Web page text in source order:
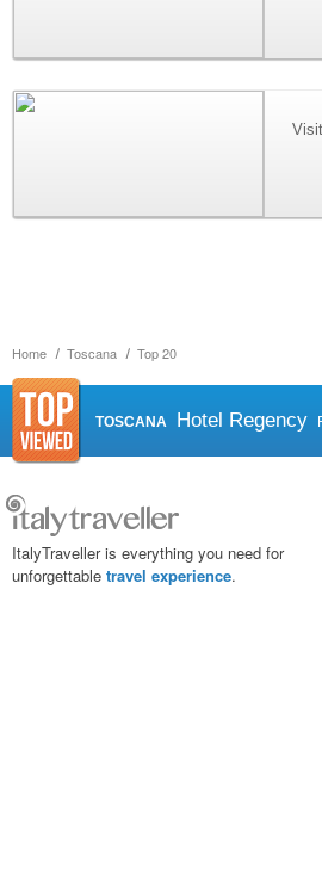
Home Toscana Top 20
TOSCANA Hotel Regency
ItalyTraveller is everything you need for
unforgettable travel experience.